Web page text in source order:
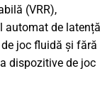
(VRR),
automat de latență
joc fluidă și fără
dispozitive de joc